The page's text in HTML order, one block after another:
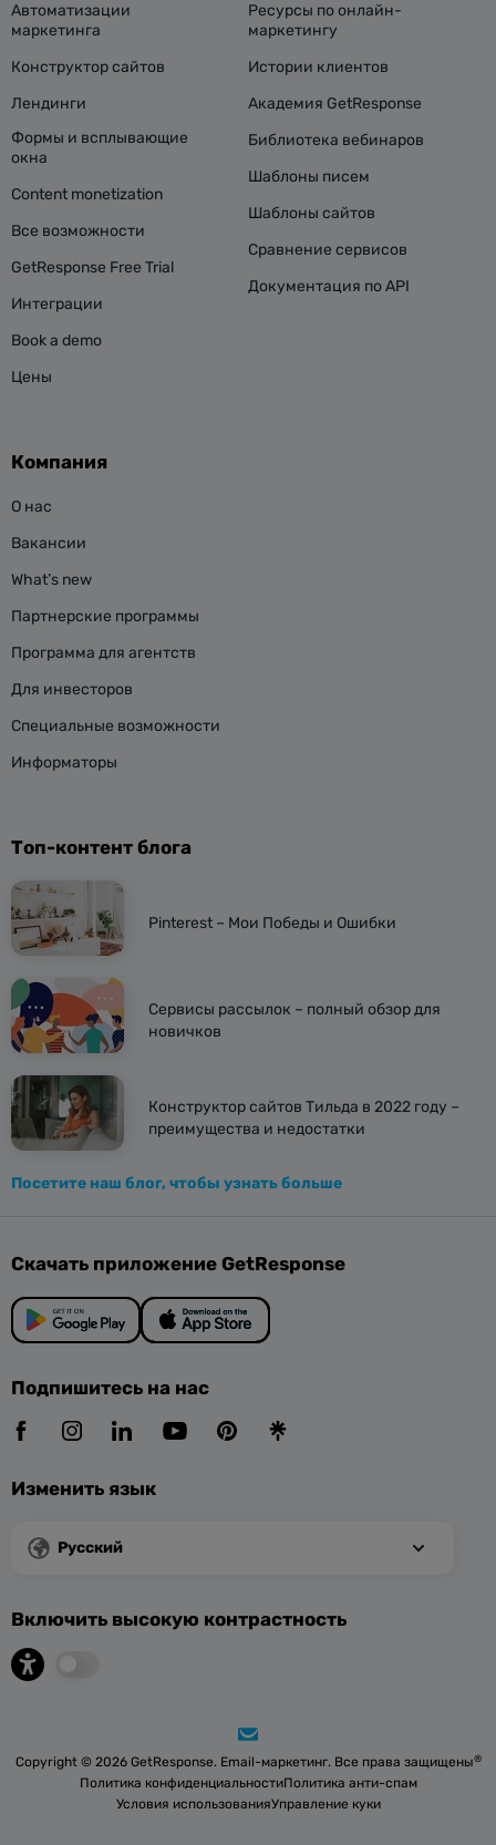
Автоматизации
маркетинга
Конструктор сайтов
Лендинги
Формы и всплывающие
окна
Content monetization
Все возможности
GetResponse Free Trial
Интеграции
Book a demo
Цены
Ресурсы по онлайн-
маркетингу
Истории клиентов
Академия GetResponse
Библиотека вебинаров
Шаблоны писем
Шаблоны сайтов
Сравнение сервисов
Документация по API
Компания
О нас
Вакансии
What’s new
Партнерские программы
Программа для агентств
Для инвесторов
Специальные возможности
Информаторы
Топ-контент блога
Pinterest – Мои Победы и Ошибки
Сервисы рассылок – полный обзор для
новичков
Конструктор сайтов Тильда в 2022 году –
преимущества и недостатки
Посетите наш блог, чтобы узнать больше
Скачать приложение GetResponse
Подпишитесь на нас
Изменить язык
Русский
Включить высокую контрастность
Copyright © 2026 GetResponse. Email-маркетинг. Все права защищены®
Политика конфиденциальностиПолитика анти-спам
Условия использованияУправление куки